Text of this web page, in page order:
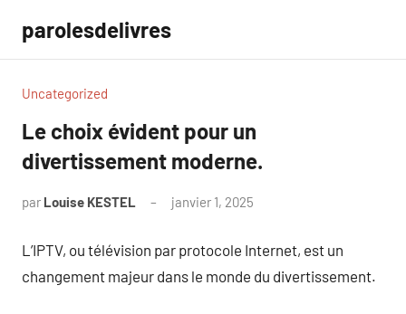
contenu
parolesdelivres
Uncategorized
Le choix évident pour un
divertissement moderne.
par Louise KESTEL janvier 1, 2025
L’IPTV, ou télévision par protocole Internet, est un
changement majeur dans le monde du divertissement.